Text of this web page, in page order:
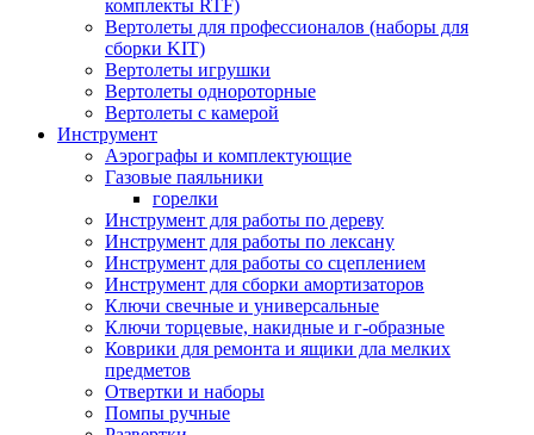
комплекты RTF)
Вертолеты для профессионалов (наборы для
сборки KIT)
Вертолеты игрушки
Вертолеты однороторные
Вертолеты с камерой
Инструмент
Аэрографы и комплектующие
Газовые паяльники
горелки
Инструмент для работы по дереву
Инструмент для работы по лексану
Инструмент для работы со сцеплением
Инструмент для сборки амортизаторов
Ключи свечные и универсальные
Ключи торцевые, накидные и г-образные
Коврики для ремонта и ящики дла мелких
предметов
Отвертки и наборы
Помпы ручные